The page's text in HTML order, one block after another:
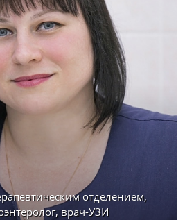
отделением,
врач-УЗИ